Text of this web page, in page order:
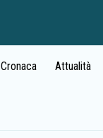
Cronaca Attualità